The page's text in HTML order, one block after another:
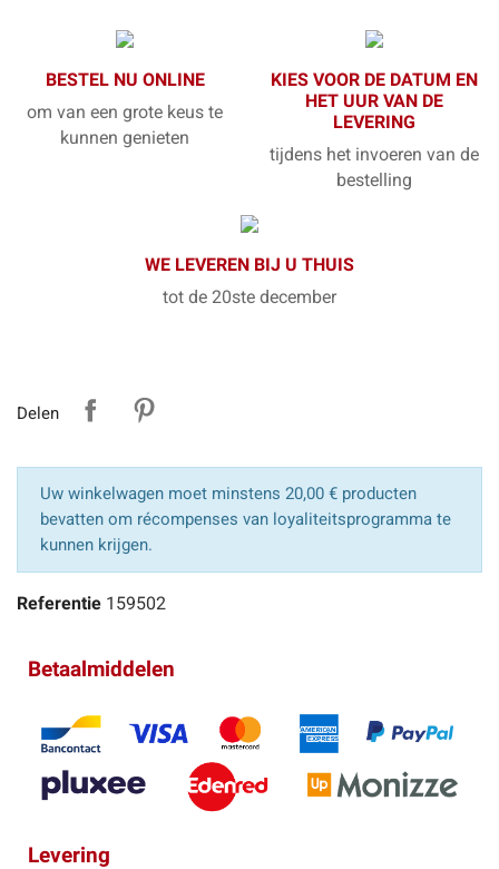
BESTEL NU ONLINE
om van een grote keus te
kunnen genieten
KIES VOOR DE DATUM EN
HET UUR VAN DE
LEVERING
tijdens het invoeren van de
bestelling
WE LEVEREN BIJ U THUIS
tot de 20ste december
Delen
Uw winkelwagen moet minstens 20,00 € producten
bevatten om récompenses van loyaliteitsprogramma te
kunnen krijgen.
Referentie 159502
Betaalmiddelen
Levering